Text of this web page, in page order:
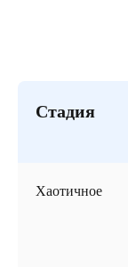
Стадия
Хаотичное